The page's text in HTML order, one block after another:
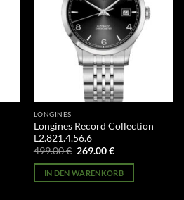
LONGINES
Longines Record Collection
L2.821.4.56.6
499.00€ Ursprünglicher
war:
499.00 €
269.00€Aktueller
ist:
269.00 €.
IN DEN WARENKORB